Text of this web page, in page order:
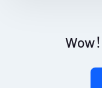
Wow